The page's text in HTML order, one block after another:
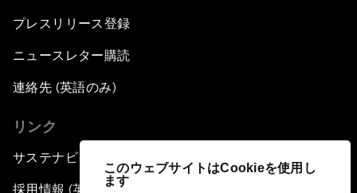
このウェブサイトはCookieを使用し
ます
プレスリリース登録
ニュースレター購読
連絡先 (英語のみ)
リンク
サステナビリティへの取り組み
採用情報 (英語のみ)